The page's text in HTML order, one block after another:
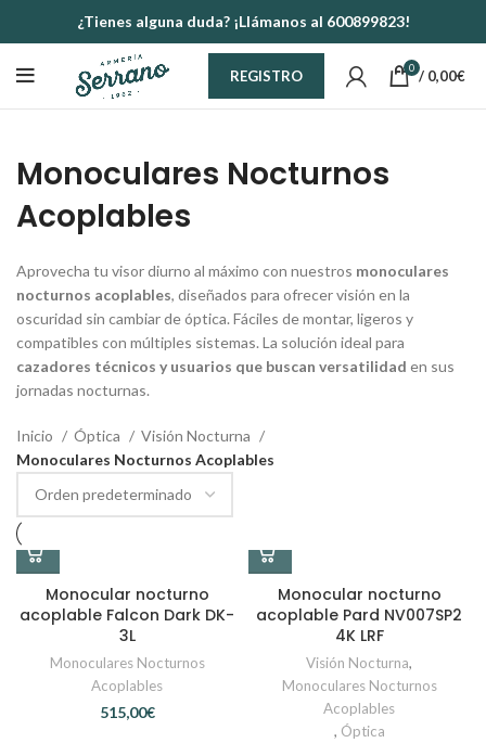
¿Tienes alguna duda? ¡Llámanos al 600899823!
REGISTRO 0 / 0,00€
Monoculares Nocturnos
Acoplables
Aprovecha tu visor diurno al máximo con nuestros monoculares
nocturnos acoplables, diseñados para ofrecer visión en la
oscuridad sin cambiar de óptica. Fáciles de montar, ligeros y
compatibles con múltiples sistemas. La solución ideal para
cazadores técnicos y usuarios que buscan versatilidad en sus
jornadas nocturnas.
Inicio Óptica
Visión Nocturna
Monoculares Nocturnos Acoplables
Monocular nocturno
acoplable Falcon Dark DK-
3L
Monoculares Nocturnos
Acoplables
€
Monocular nocturno
acoplable Pard NV007SP2
4K LRF
Visión Nocturna,
Monoculares Nocturnos
Acoplables
, Óptica